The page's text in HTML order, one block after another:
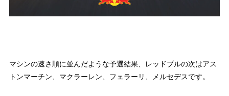
マシンの速さ順に並んだような予選結果、レッドブルの次はアス
トンマーチン、マクラーレン、フェラーリ、メルセデスです。